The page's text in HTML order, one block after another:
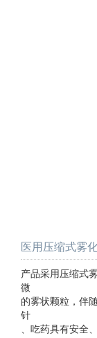
医用压缩式雾
产品采用压缩式
微
的雾状颗粒，伴
针
、吃药具有安全